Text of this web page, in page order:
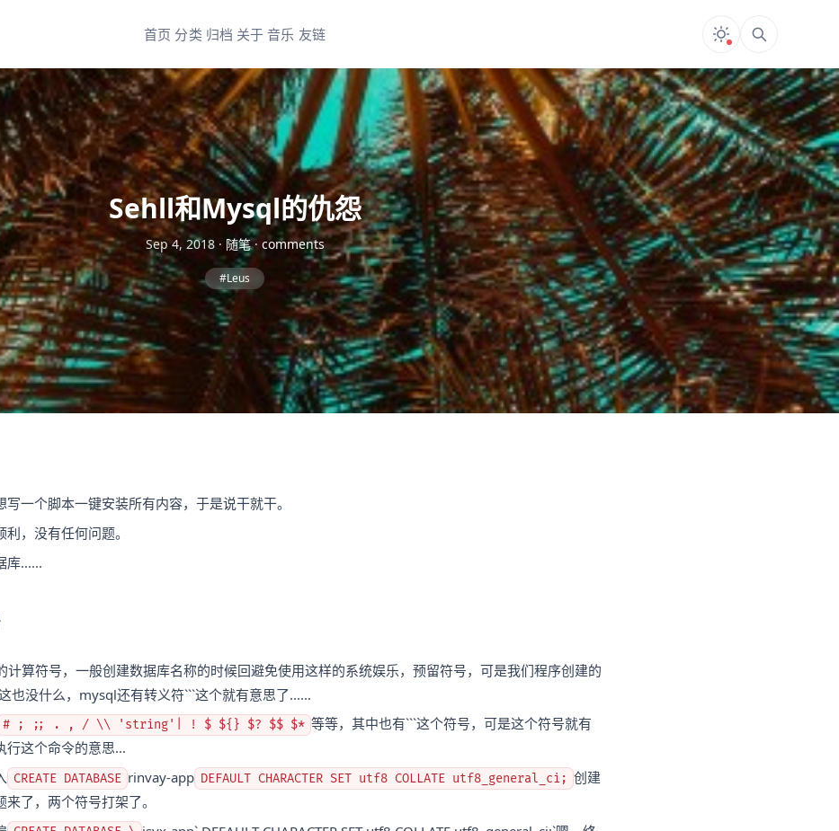
首页 分类 归档 关于 音乐 友链
Sehll和Mysql的仇怨
Sep 4, 2018· 随笔· comments
#Leus
一个脚本一键安装所有内容，于是说干就干。
，没有任何问题。
库......
计算符号，一般创建数据库名称的时候回避免使用这样的系统娱乐，预留符号，可是我们程序创建的
也没什么，mysql还有转义符```这个就有意思了......
# ; ;; . , / \\ 'string'| ! $ ${} $? $$ $* 等等，其中也有```这个符号，可是这个符号就有
行这个命令的意思...
CREATE DATABASE rinvay-app DEFAULT CHARACTER SET utf8 COLLATE utf8_general_ci; 创建
了，两个符号打架了。